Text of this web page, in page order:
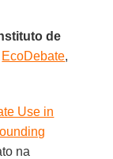
de
EcoDebate,
Use in
na